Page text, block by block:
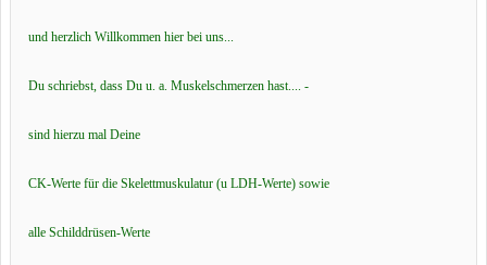
und herzlich Willkommen hier bei uns...
Du schriebst, dass Du u. a. Muskelschmerzen hast.... -
sind hierzu mal Deine
CK-Werte für die Skelettmuskulatur (u LDH-Werte) sowie
alle Schilddrüsen-Werte